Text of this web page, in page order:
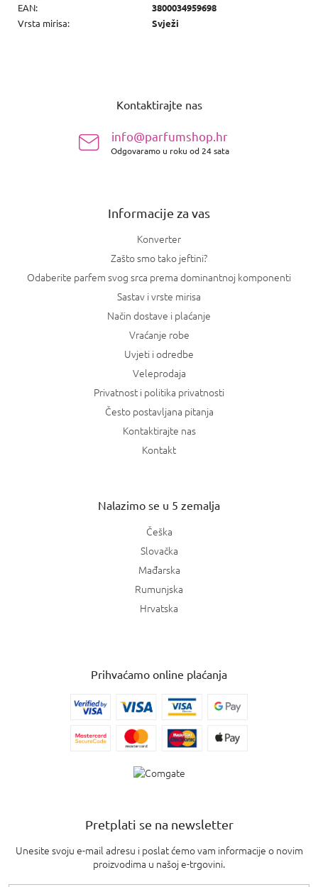
EAN:
3800034959698
Vrsta mirisa: Svježi
Kontaktirajte nas
info@parfumshop.hr
Odgovaramo u roku od 24 sata
Informacije za vas
Konverter
Zašto smo tako jeftini?
Odaberite parfem svog srca prema dominantnoj komponenti
Sastav i vrste mirisa
Način dostave i plaćanje
Vraćanje robe
Uvjeti i odredbe
Veleprodaja
Privatnost i politika privatnosti
Često postavljana pitanja
Kontaktirajte nas
Kontakt
Nalazimo se u 5 zemalja
Češka
Slovačka
Mađarska
Rumunjska
Hrvatska
Prihvaćamo online plaćanja
Pretplati se na newsletter
Unesite svoju e-mail adresu i poslat ćemo vam informacije o novim
proizvodima u našoj e-trgovini.